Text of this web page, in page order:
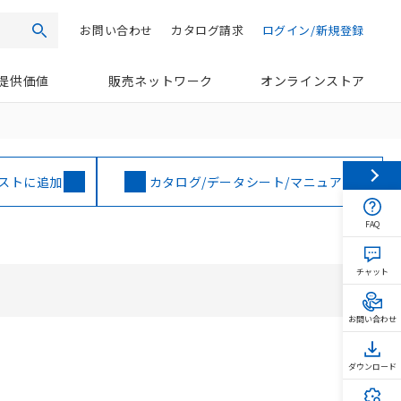
検索 ログイン/新規登録
カタログ請求
お問い合わせ
供価値 販売ネットワーク オンラインストア
トに追加 カタログ/データシート/マニュアル
FAQ
チャット
お問い合わせ
ダウンロード